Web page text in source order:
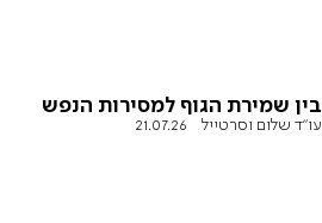
בין שמירת הגוף למסירות הנפש
עו"ד שלום וסרטייל 21.07.26